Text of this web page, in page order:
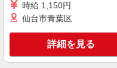
時給 1,150円
仙台市青葉区
詳細を見る